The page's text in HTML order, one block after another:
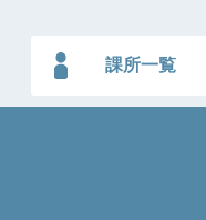
課所一覧